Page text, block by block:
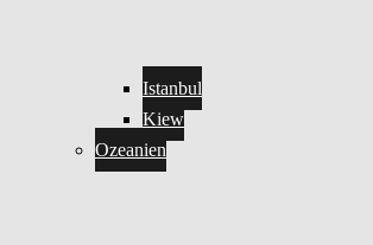
Istanbul
Kiew
Ozeanien